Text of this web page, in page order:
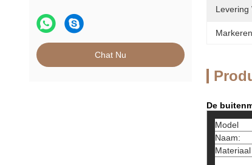
Chat Nu
Levering
De
Model
Naam:
Materiaal